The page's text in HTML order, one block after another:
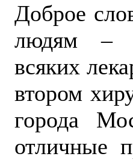
Доброе
людям –
всяких
втором
города
отличные